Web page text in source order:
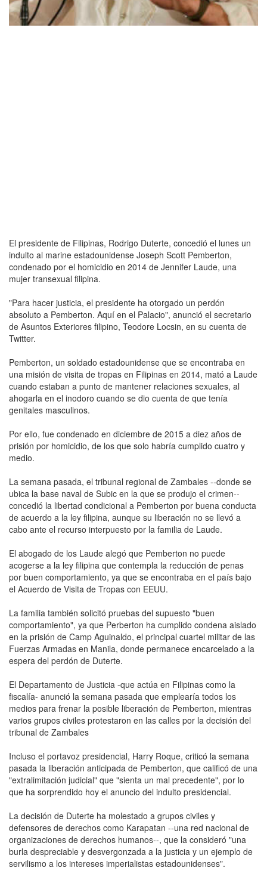
El presidente de Filipinas, Rodrigo Duterte, concedió el lunes un
indulto al marine estadounidense Joseph Scott Pemberton,
condenado por el homicidio en 2014 de Jennifer Laude, una
mujer transexual filipina.
"Para hacer justicia, el presidente ha otorgado un perdón
absoluto a Pemberton. Aquí en el Palacio", anunció el secretario
de Asuntos Exteriores filipino, Teodore Locsin, en su cuenta de
Twitter.
Pemberton, un soldado estadounidense que se encontraba en
una misión de visita de tropas en Filipinas en 2014, mató a Laude
cuando estaban a punto de mantener relaciones sexuales, al
ahogarla en el inodoro cuando se dio cuenta de que tenía
genitales masculinos.
Por ello, fue condenado en diciembre de 2015 a diez años de
prisión por homicidio, de los que solo habría cumplido cuatro y
medio.
La semana pasada, el tribunal regional de Zambales --donde se
ubica la base naval de Subic en la que se produjo el crimen--
concedió la libertad condicional a Pemberton por buena conducta
de acuerdo a la ley filipina, aunque su liberación no se llevó a
cabo ante el recurso interpuesto por la familia de Laude.
El abogado de los Laude alegó que Pemberton no puede
acogerse a la ley filipina que contempla la reducción de penas
por buen comportamiento, ya que se encontraba en el país bajo
el Acuerdo de Visita de Tropas con EEUU.
La familia también solicitó pruebas del supuesto "buen
comportamiento", ya que Perberton ha cumplido condena aislado
en la prisión de Camp Aguinaldo, el principal cuartel militar de las
Fuerzas Armadas en Manila, donde permanece encarcelado a la
espera del perdón de Duterte.
El Departamento de Justicia -que actúa en Filipinas como la
fiscalía- anunció la semana pasada que emplearía todos los
medios para frenar la posible liberación de Pemberton, mientras
varios grupos civiles protestaron en las calles por la decisión del
tribunal de Zambales
Incluso el portavoz presidencial, Harry Roque, criticó la semana
pasada la liberación anticipada de Pemberton, que calificó de una
"extralimitación judicial" que "sienta un mal precedente", por lo
que ha sorprendido hoy el anuncio del indulto presidencial.
La decisión de Duterte ha molestado a grupos civiles y
defensores de derechos como Karapatan --una red nacional de
organizaciones de derechos humanos--, que la consideró "una
burla despreciable y desvergonzada a la justicia y un ejemplo de
servilismo a los intereses imperialistas estadounidenses".